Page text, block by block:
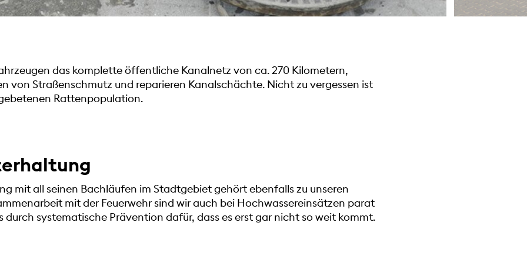
das komplette öffentliche Kanalnetz von ca. 270 Kilometern,
von Straßenschmutz und reparieren Kanalschächte. Nicht zu vergessen ist
Rattenpopulation.
mit all seinen Bachläufen im Stadtgebiet gehört ebenfalls zu unseren
mit der Feuerwehr sind wir auch bei Hochwassereinsätzen parat
durch systematische Prävention dafür, dass es erst gar nicht so weit kommt.